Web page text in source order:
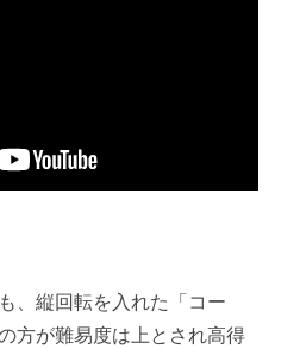
、縦回転を入れた「コー
方が難易度は上とされ高得